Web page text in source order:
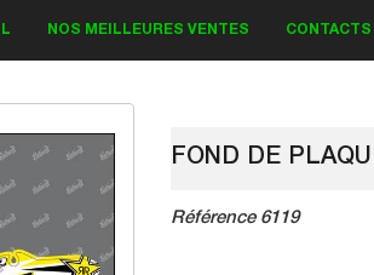
NOS MEILLEURES VENTES CONTACTS
FOND DE
Référence 6119